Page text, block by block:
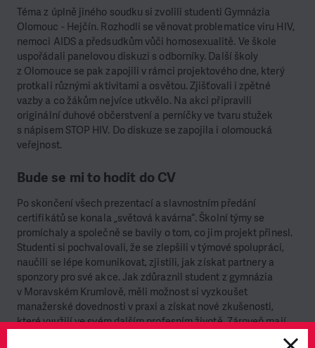
Téma z úplně jiného soudku si zvolili studenti Gymnázia
Olomouc - Hejčín. Rozhodli se věnovat problematice viru HIV,
nemoci AIDS a předsudkům vůči homosexualitě. Ve škole
uspořádali panelovou diskuzi s odborníky. Další školy
z Olomouce se pak zapojili v rámci projektového dne, který
protkali různými aktivitami a osvětou. Zjišťovali i zpětné
vazby a co žákům nejvíce utkvělo. Na akci připravili
originální duhové občerstvení a perníčky ve tvaru stužek
s nápisem STOP HIV. Do diskuze se zapojila i olomoucká
veřejnost.
Bude se mi to hodit do CV
Po skončení všech prezentací a slavnostním předání
certifikátů se konala „světová kavárna“. Školní týmy se
promíchaly a společně se bavily o tom, co jim projekt přinesl.
Studenti si pochvalovali, že se zlepšili v týmové spolupráci,
naučili se lépe komunikovat, zjistili, jak získat partnery a
sponzory pro své akce. Jak zdůraznil student z gymnázia
v Moravském Krumlově, měli možnost si vyzkoušet
manažerské dovednosti v praxi a získat nové zkušenosti,
které využijí ve svém dalším profesním životě. Zároveň mají